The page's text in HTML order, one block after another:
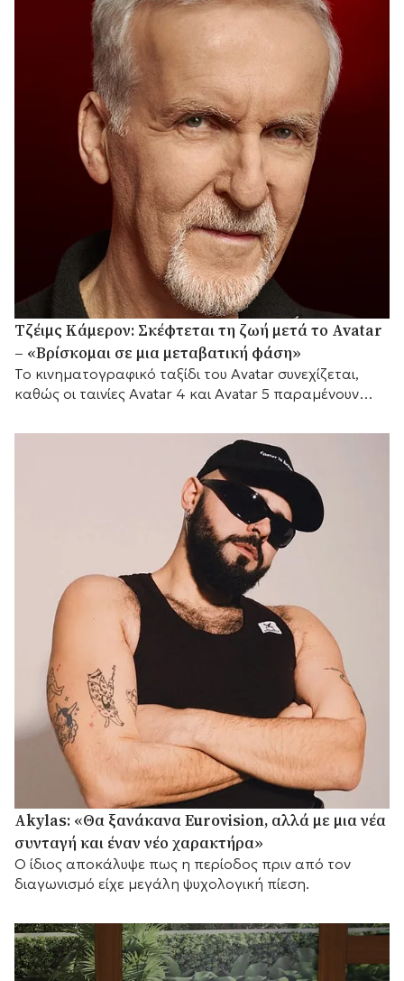
Τζέιμς Κάμερον: Σκέφτεται τη ζωή μετά το Avatar
– «Βρίσκομαι σε μια μεταβατική φάση»
Το κινηματογραφικό ταξίδι του Avatar συνεχίζεται,
καθώς οι ταινίες Avatar 4 και Avatar 5 παραμένουν
αντίστοιχα
Akylas: «Θα ξανάκανα Eurovision, αλλά με μια νέα
συνταγή και έναν νέο χαρακτήρα»
Ο ίδιος αποκάλυψε πως η περίοδος πριν από τον
διαγωνισμό είχε μεγάλη ψυχολογική πίεση.